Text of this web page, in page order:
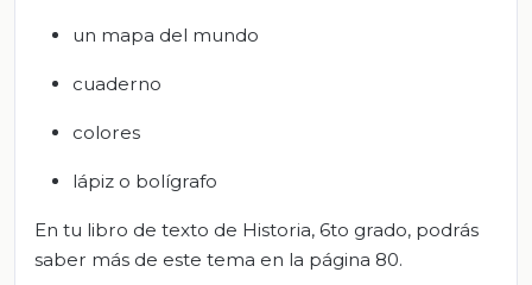
un mapa del mundo
cuaderno
colores
lápiz o bolígrafo
En tu libro de texto de Historia, 6to grado, podrás
saber más de este tema en la página 80.